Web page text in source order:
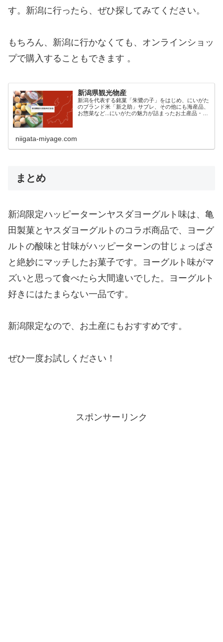
す。新潟に行ったら、ぜひ探してみてください。
もちろん、新潟に行かなくても、オンラインショッ
プで購入することもできます 。
新潟県観光物産
新潟を代表する銘菓「朱鷺の子」をはじめ、にいがた
のブランド米「新之助」サブレ、その他にも海産品、
お惣菜など...にいがたの魅力が詰まったお土産品・特
niigata-miyage.com
まとめ
新潟限定ハッピーターンヤスダヨーグルト味は、亀
田製菓とヤスダヨーグルトのコラボ商品で、ヨーグ
ルトの酸味と甘味がハッピーターンの甘じょっぱさ
と絶妙にマッチしたお菓子です。ヨーグルト味がマ
ズいと思って食べたら大間違いでした。ヨーグルト
好きにはたまらない一品です。
新潟限定なので、お土産にもおすすめです。
ぜひ一度お試しください！
スポンサーリンク